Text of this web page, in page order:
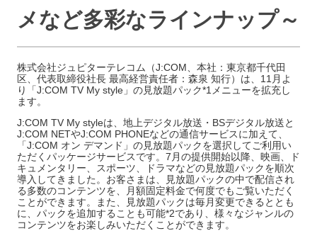
メなど多彩なラインナップ～
株式会社ジュピターテレコム（J:COM、本社：東京都千代田
区、代表取締役社長 最高経営責任者：森泉 知行）は、11月よ
り「J:COM TV My style」の見放題パック*1メニューを拡充し
ます。
J:COM TV My styleは、地上デジタル放送・BSデジタル放送と
J:COM NETやJ:COM PHONEなどの通信サービスに加えて、
「J:COM オン デマンド」の見放題パックを選択してご利用い
ただくパッケージサービスです。7月の提供開始以降、映画、ド
キュメンタリー、スポーツ、ドラマなどの見放題パックを順次
導入してきました。お客さまは、見放題パックの中で配信され
る多数のコンテンツを、月額固定料金で何度でもご覧いただく
ことができます。また、見放題パックは毎月変更できるととも
に、パックを追加することも可能*2であり、様々なジャンルの
コンテンツをお楽しみいただくことができます。